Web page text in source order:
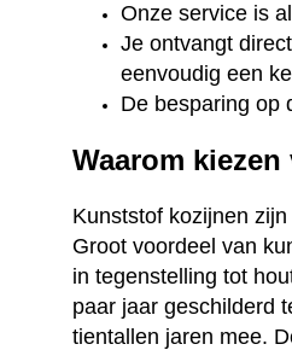
Onze service is
Je ontvangt
eenvoudig een
De besparing op
Waarom
Kunststof kozijnen
Groot voordeel van
in tegenstelling tot
paar jaar geschilderd
tientallen jaren mee.